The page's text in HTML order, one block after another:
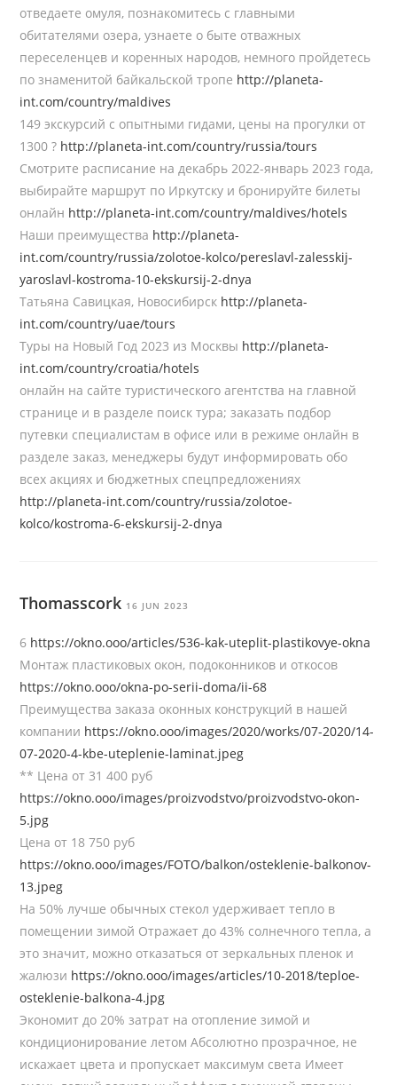
отведаете омуля, познакомитесь с главными
обитателями озера, узнаете о быте отважных
переселенцев и коренных народов, немного пройдетесь
по знаменитой байкальской тропе http://planeta-
int.com/country/maldives
149 экскурсий с опытными гидами, цены на прогулки от
1300 ? http://planeta-int.com/country/russia/tours
Смотрите расписание на декабрь 2022-январь 2023 года,
выбирайте маршрут по Иркутску и бронируйте билеты
онлайн http://planeta-int.com/country/maldives/hotels
Наши преимущества http://planeta-
int.com/country/russia/zolotoe-kolco/pereslavl-zalesskij-
yaroslavl-kostroma-10-ekskursij-2-dnya
Татьяна Савицкая, Новосибирск http://planeta-
int.com/country/uae/tours
Туры на Новый Год 2023 из Москвы http://planeta-
int.com/country/croatia/hotels
онлайн на сайте туристического агентства на главной
странице и в разделе поиск тура; заказать подбор
путевки специалистам в офисе или в режиме онлайн в
разделе заказ, менеджеры будут информировать обо
всех акциях и бюджетных спецпредложениях
http://planeta-int.com/country/russia/zolotoe-
kolco/kostroma-6-ekskursij-2-dnya
Thomasscork 16 JUN 2023
6 https://okno.ooo/articles/536-kak-uteplit-plastikovye-okna
Монтаж пластиковых окон, подоконников и откосов
https://okno.ooo/okna-po-serii-doma/ii-68
Преимущества заказа оконных конструкций в нашей
компании https://okno.ooo/images/2020/works/07-2020/14-
07-2020-4-kbe-uteplenie-laminat.jpeg
** Цена от 31 400 руб
https://okno.ooo/images/proizvodstvo/proizvodstvo-okon-
5.jpg
Цена от 18 750 руб
https://okno.ooo/images/FOTO/balkon/osteklenie-balkonov-
13.jpeg
На 50% лучше обычных стекол удерживает тепло в
помещении зимой Отражает до 43% солнечного тепла, а
это значит, можно отказаться от зеркальных пленок и
жалюзи https://okno.ooo/images/articles/10-2018/teploe-
osteklenie-balkona-4.jpg
Экономит до 20% затрат на отопление зимой и
кондиционирование летом Абсолютно прозрачное, не
искажает цвета и пропускает максимум света Имеет